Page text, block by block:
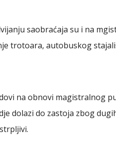
saobraćaja su i na
trotoara, autobuskog
na obnovi magistralnog
dolazi do zastoja zbog